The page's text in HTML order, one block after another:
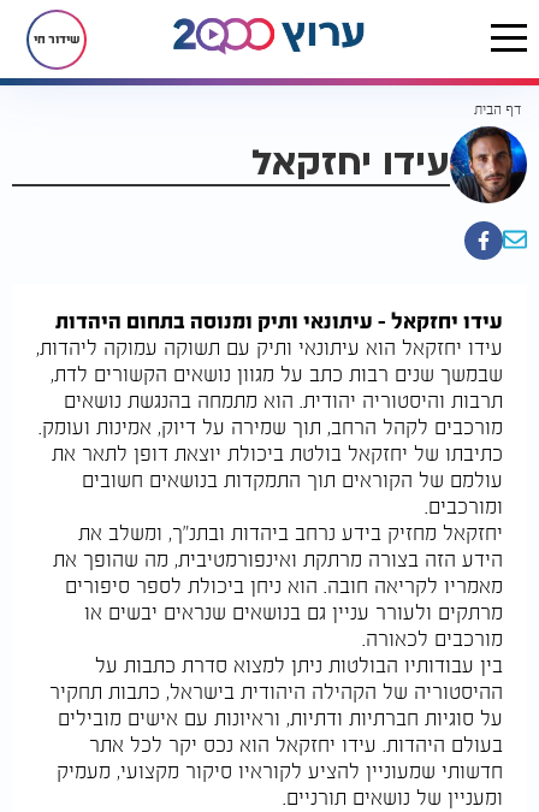
שידור חי
דף הבית
עידו יחזקאל
עידו יחזקאל – עיתונאי ותיק ומנוסה בתחום היהדות
עידו יחזקאל הוא עיתונאי ותיק עם תשוקה עמוקה ליהדות,
שבמשך שנים רבות כתב על מגוון נושאים הקשורים לדת,
תרבות והיסטוריה יהודית. הוא מתמחה בהנגשת נושאים
מורכבים לקהל הרחב, תוך שמירה על דיוק, אמינות ועומק.
כתיבתו של יחזקאל בולטת ביכולת יוצאת דופן לתאר את
עולמם של הקוראים תוך התמקדות בנושאים חשובים
ומורכבים.
יחזקאל מחזיק בידע נרחב ביהדות ובתנ"ך, ומשלב את
הידע הזה בצורה מרתקת ואינפורמטיבית, מה שהופך את
מאמריו לקריאה חובה. הוא ניחן ביכולת לספר סיפורים
מרתקים ולעורר עניין גם בנושאים שנראים יבשים או
מורכבים לכאורה.
בין עבודותיו הבולטות ניתן למצוא סדרת כתבות על
ההיסטוריה של הקהילה היהודית בישראל, כתבות תחקיר
על סוגיות חברתיות ודתיות, וראיונות עם אישים מובילים
בעולם היהדות. עידו יחזקאל הוא נכס יקר לכל אתר
חדשותי שמעוניין להציע לקוראיו סיקור מקצועי, מעמיק
ומעניין של נושאים תורניים.